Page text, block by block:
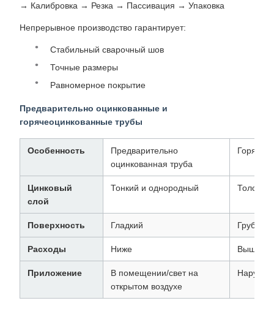
→ Калибровка → Резка → Пассивация → Упаковка
Непрерывное производство гарантирует:
Стабильный сварочный шов
Точные размеры
Равномерное покрытие
Предварительно оцинкованные и
горячеоцинкованные трубы
Особенность
Предварительно
оцинкованная труба
Цинковый
слой
Тонкий и однородный Толстый
Поверхность Гладкий Грубый
Расходы Ниже Выше
Приложение
В помещении/свет на
открытом воздухе